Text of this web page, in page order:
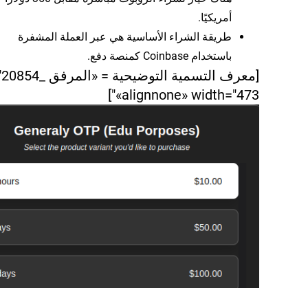
أمريكيًا.
طريقة الشراء الأساسية هي عبر العملة المشفرة
باستخدام Coinbase كمنصة دفع.
«alignnone» width="473"]